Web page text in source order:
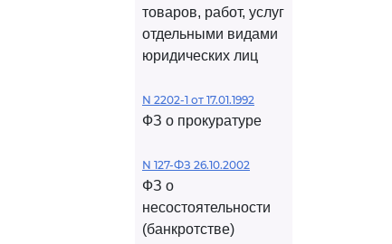
товаров, работ, услуг
отдельными видами
юридических лиц
N 2202-1 от 17.01.1992
ФЗ о прокуратуре
N 127-ФЗ 26.10.2002
ФЗ о
несостоятельности
(банкротстве)